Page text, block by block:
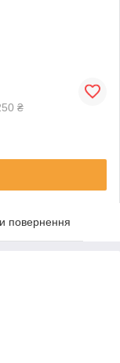
₴
повернення